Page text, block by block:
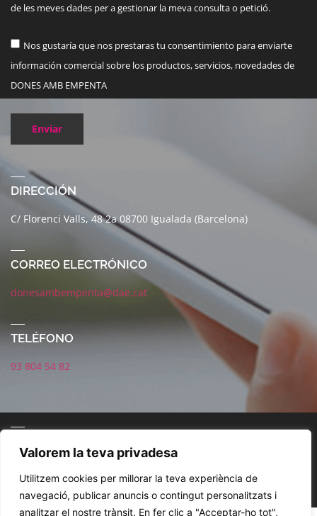
Valorem la teva privadesa
Utilitzem cookies per millorar la teva experiència de
navegació, publicar anuncis o contingut personalitzats i
analitzar el nostre trànsit. En fer clic a "Acceptar-ho tot",
de les meves dades per a gestionar la meva consulta o petició.
Nos gustaría que nos prestaras tu consentimiento para enviarte
información comercial sobre los productos, servicios, novedades de
DONES AMB EMPENTA
Enviar
DIRECCIÓN
C/ Florenci Valls, 48 2a 08700 Igualada (Barcelona)
CORREO ELECTRÓNICO
donesambempenta@dae.cat
TELÉFONO
93 804 54 82